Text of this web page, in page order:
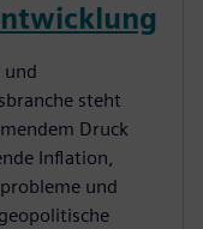
und
steht
Druck
Inflation,
und